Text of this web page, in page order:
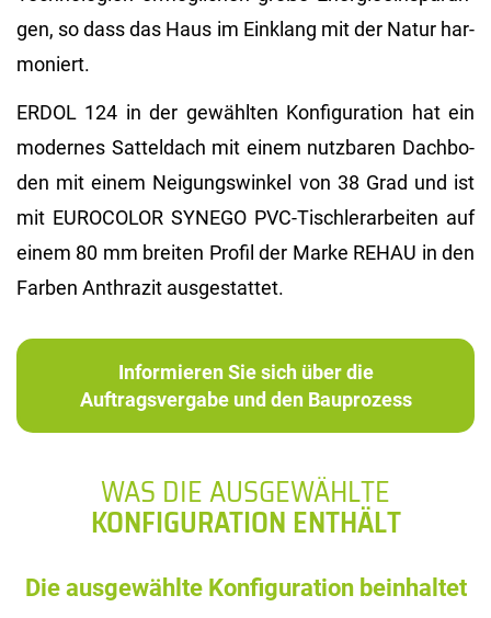
gen, so dass das Haus im Ein­klang mit der Natur har­
mo­niert.
ERDOL 124 in der ge­wähl­ten Kon­fi­gu­ra­ti­on hat ein
mo­der­nes Sat­tel­dach mit einem nutz­ba­ren Dach­bo­
den mit einem Nei­gungs­win­kel von 38 Grad und ist
mit EU­RO­CO­LOR SYN­EGO PVC-Tisch­ler­ar­bei­ten auf
einem 80 mm brei­ten Pro­fil der Marke REHAU in den
Far­ben An­thra­zit aus­ge­stat­tet.
Informieren Sie sich über die
Auftragsvergabe und den Bauprozess
WAS DIE AUSGEWÄHLTE
KONFIGURATION ENTHÄLT
Die ausgewählte Konfiguration beinhaltet